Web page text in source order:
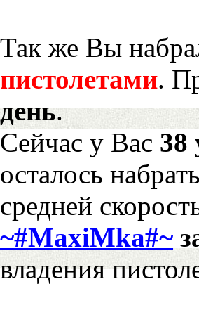
Так же Вы
пистолетами.
день.
Сейчас у Вас 38
осталось набрать
средней
~#MaxiMka#~
владения